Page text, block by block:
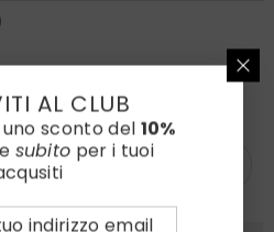
AL CLUB
sconto del 10%
subito per i tuoi